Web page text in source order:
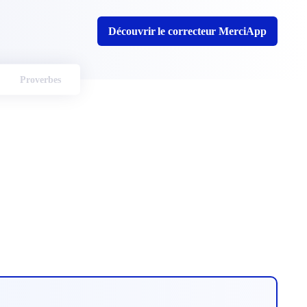
Découvrir le correcteur MerciApp
Proverbes